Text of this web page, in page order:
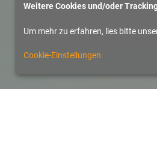
Weitere Cookies und/oder
Um mehr zu erfahren, lies bitte
Cookie-Einstellungen